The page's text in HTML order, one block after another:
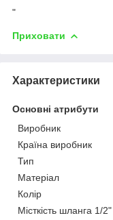
"
Приховати
Характеристики
Основні атрибути
Виробник
Країна виробник
Тип
Матеріал
Колір
Місткість шланга 1/2"